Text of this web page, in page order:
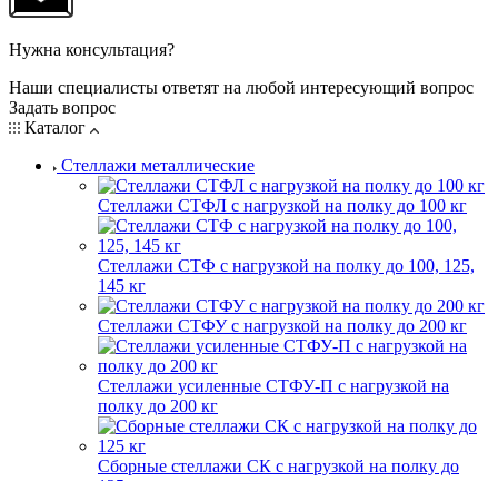
Нужна консультация?
Наши специалисты ответят на любой интересующий вопрос
Задать вопрос
Каталог
Стеллажи металлические
Стеллажи СТФЛ с нагрузкой на полку до 100 кг
Стеллажи СТФ с нагрузкой на полку до 100, 125,
145 кг
Стеллажи СТФУ с нагрузкой на полку до 200 кг
Стеллажи усиленные СТФУ-П с нагрузкой на
полку до 200 кг
Сборные стеллажи СК с нагрузкой на полку до